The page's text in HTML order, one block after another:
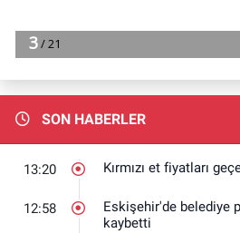
SON HABERLER
13:20 Kırmızı et fiyatları
12:58
Eskişehir'de belediye
kaybetti